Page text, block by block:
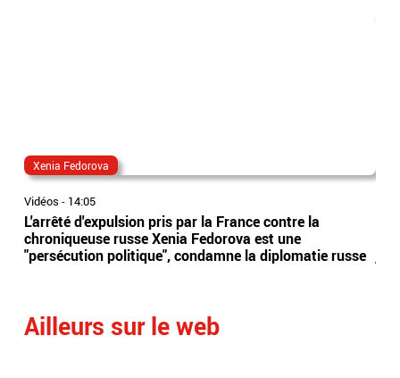
Xenia Fedorova
Vidéos - 14:05
L'arrêté d'expulsion pris par la France contre la
chroniqueuse russe Xenia Fedorova est une
"persécution politique", condamne la diplomatie russe
Ailleurs sur le web